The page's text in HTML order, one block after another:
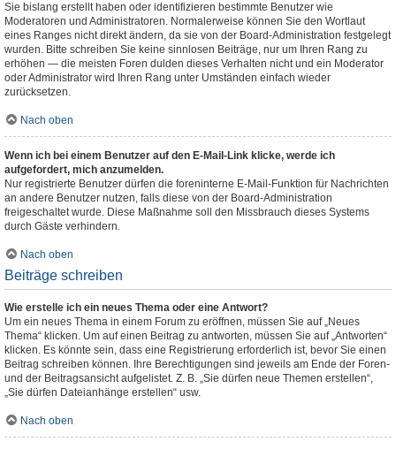
Sie bislang erstellt haben oder identifizieren bestimmte Benutzer wie
Moderatoren und Administratoren. Normalerweise können Sie den Wortlaut
eines Ranges nicht direkt ändern, da sie von der Board-Administration festgelegt
wurden. Bitte schreiben Sie keine sinnlosen Beiträge, nur um Ihren Rang zu
erhöhen — die meisten Foren dulden dieses Verhalten nicht und ein Moderator
oder Administrator wird Ihren Rang unter Umständen einfach wieder
zurücksetzen.
Nach oben
Wenn ich bei einem Benutzer auf den E-Mail-Link klicke, werde ich
aufgefordert, mich anzumelden.
Nur registrierte Benutzer dürfen die foreninterne E-Mail-Funktion für Nachrichten
an andere Benutzer nutzen, falls diese von der Board-Administration
freigeschaltet wurde. Diese Maßnahme soll den Missbrauch dieses Systems
durch Gäste verhindern.
Nach oben
Beiträge schreiben
Wie erstelle ich ein neues Thema oder eine Antwort?
Um ein neues Thema in einem Forum zu eröffnen, müssen Sie auf „Neues
Thema“ klicken. Um auf einen Beitrag zu antworten, müssen Sie auf „Antworten“
klicken. Es könnte sein, dass eine Registrierung erforderlich ist, bevor Sie einen
Beitrag schreiben können. Ihre Berechtigungen sind jeweils am Ende der Foren-
und der Beitragsansicht aufgelistet. Z. B. „Sie dürfen neue Themen erstellen“,
„Sie dürfen Dateianhänge erstellen“ usw.
Nach oben